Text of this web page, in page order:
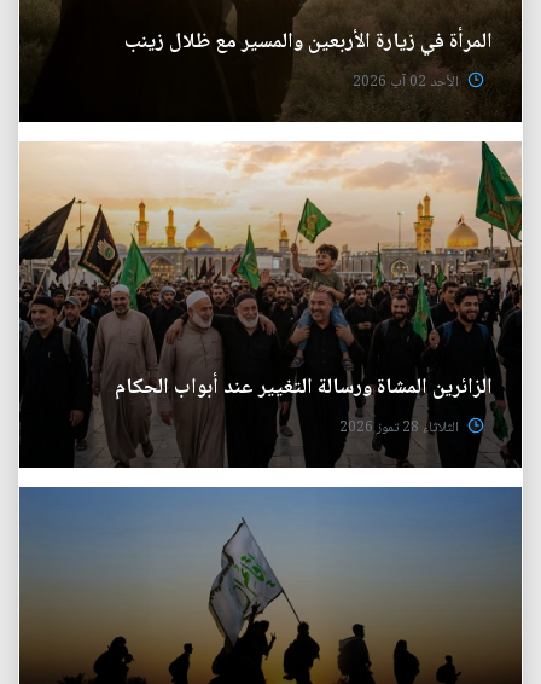
المرأة في زيارة الأربعين والمسير مع ظلال زينب
الأحد 02 آب 2026
الزائرين المشاة ورسالة التغيير عند أبواب الحكام
الثلاثاء 28 تموز 2026